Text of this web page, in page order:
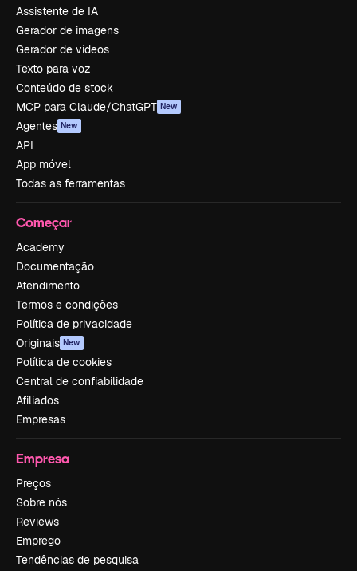
Assistente de IA
Gerador de imagens
Gerador de vídeos
Texto para voz
Conteúdo de stock
MCP para Claude/ChatGPT New
Agentes New
API
App móvel
Todas as ferramentas
Começar
Academy
Documentação
Atendimento
Termos e condições
Política de privacidade
Originais New
Política de cookies
Central de confiabilidade
Afiliados
Empresas
Empresa
Preços
Sobre nós
Reviews
Emprego
Tendências de pesquisa